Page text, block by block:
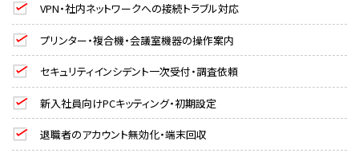
VPN・社内ネットワークへの接続トラブル対応
プリンター・複合機・会議室機器の操作案内
セキュリティインシデント一次受付・調査依頼
新入社員向けPCキッティング・初期設定
退職者のアカウント無効化・端末回収